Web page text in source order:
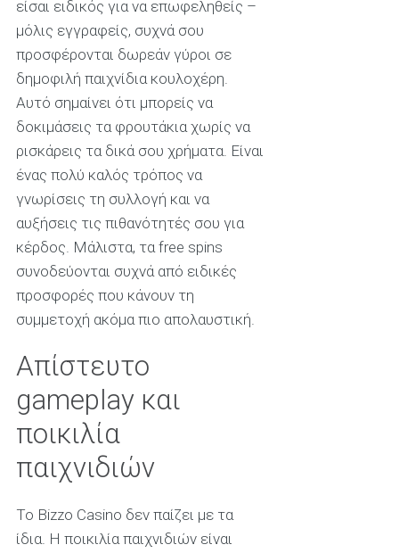
είσαι ειδικός για να επωφεληθείς –
μόλις εγγραφείς, συχνά σου
προσφέρονται δωρεάν γύροι σε
δημοφιλή παιχνίδια κουλοχέρη.
Αυτό σημαίνει ότι μπορείς να
δοκιμάσεις τα φρουτάκια χωρίς να
ρισκάρεις τα δικά σου χρήματα. Είναι
ένας πολύ καλός τρόπος να
γνωρίσεις τη συλλογή και να
αυξήσεις τις πιθανότητές σου για
κέρδος. Μάλιστα, τα free spins
συνοδεύονται συχνά από ειδικές
προσφορές που κάνουν τη
συμμετοχή ακόμα πιο απολαυστική.
Απίστευτο
gameplay και
ποικιλία
παιχνιδιών
Το Bizzo Casino δεν παίζει με τα
ίδια. Η ποικιλία παιχνιδιών είναι